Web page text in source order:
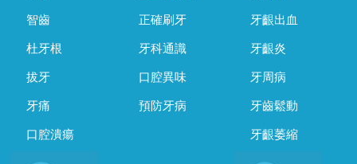
智齒
杜牙根
拔牙
牙痛
口腔潰瘍
正確刷牙
牙科通識
口腔異味
預防牙病
牙齦出血
牙齦炎
牙周病
牙齒鬆動
牙齦萎縮